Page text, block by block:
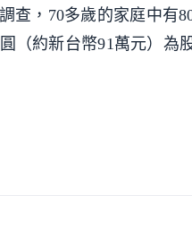
查，70多歲的家庭中有
（約新台幣91萬元）